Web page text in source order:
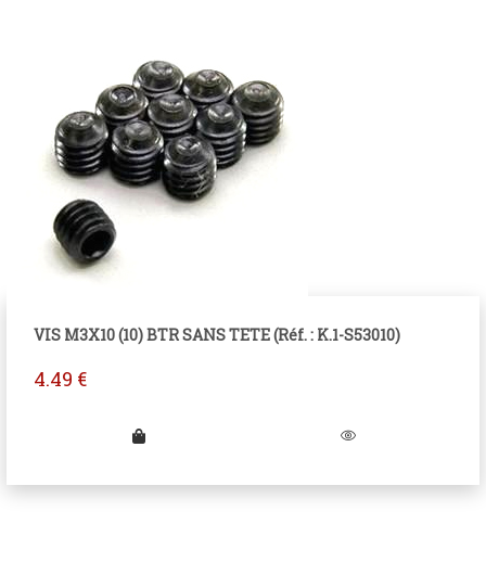
VIS M3X10 (10) BTR SANS TETE (Réf. : K.1-S53010)
4.49 €